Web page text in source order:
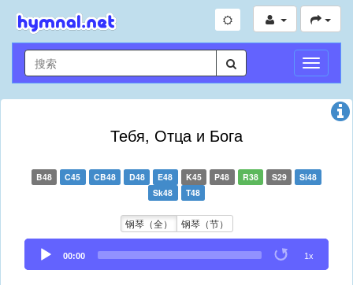
切
换
导
Тебя, Отца и Бога
B48 C45 CB48 D48 E48 K45 P48 R38 S29
Si48
Sk48
T48
钢琴（全） 钢琴（节）
Audio
Player
00:00 1x